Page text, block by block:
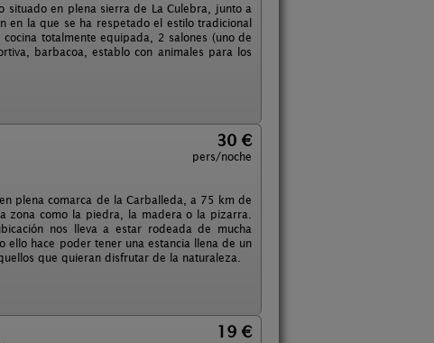
situado en plena sierra de La Culebra, junto a
en la que se ha respetado el estilo tradicional
totalmente equipada, 2 salones (uno de
barbacoa, establo con animales para los
30 €
pers/noche
plena comarca de la Carballeda, a 75 km de
zona como la piedra, la madera o la pizarra.
nos lleva a estar rodeada de mucha
hace poder tener una estancia llena de un
que quieran disfrutar de la naturaleza.
19 €